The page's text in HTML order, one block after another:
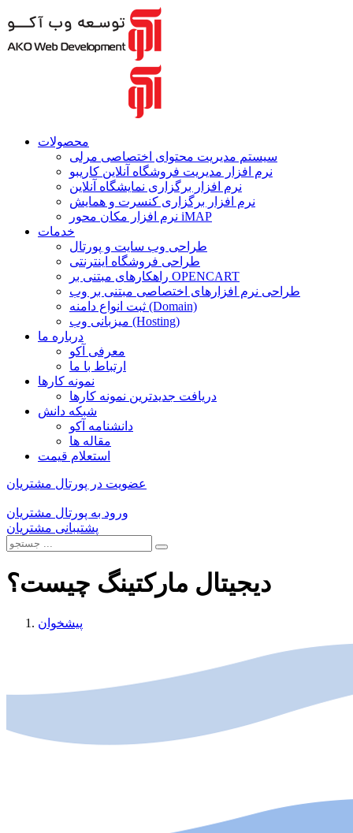
محصولات
سیستم مدیریت محتوای اختصاصی مرلی
نرم افزار مدیریت فروشگاه آنلاین کاریبو
نرم افزار برگزاری نمایشگاه آنلاین
نرم افزار برگزاری کنسرت و همایش
نرم افزار مکان محور iMAP
خدمات
طراحی وب سایت و پورتال
طراحی فروشگاه اینترنتی
راهکارهای مبتنی بر OPENCART
طراحی نرم افزارهای اختصاصی مبتنی بر وب
ثبت انواع دامنه (Domain)
میزبانی وب (Hosting)
درباره ما
معرفی آکو
ارتباط با ما
نمونه کارها
دریافت جدیدترین نمونه کارها
شبکه دانش
دانشنامه آکو
مقاله ها
استعلام قیمت
عضویت در پورتال مشتریان
ورود به پورتال مشتریان
پشتیبانی مشتریان
دیجیتال مارکتینگ چیست؟
پیشخوان